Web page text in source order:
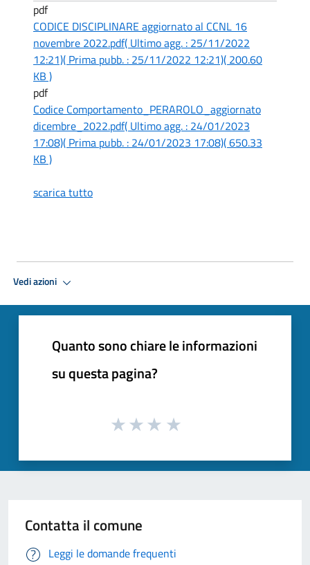
pdf
CODICE DISCIPLINARE aggiornato al CCNL 16
novembre 2022.pdf( Ultimo agg. : 25/11/2022
12:21)( Prima pubb. : 25/11/2022 12:21)( 200.60
KB )
pdf
Codice Comportamento_PERAROLO_aggiornato
dicembre_2022.pdf( Ultimo agg. : 24/01/2023
17:08)( Prima pubb. : 24/01/2023 17:08)( 650.33
KB )
scarica tutto
Vedi azioni
Quanto sono chiare le informazioni
su questa pagina?
Contatta il comune
Leggi le domande frequenti